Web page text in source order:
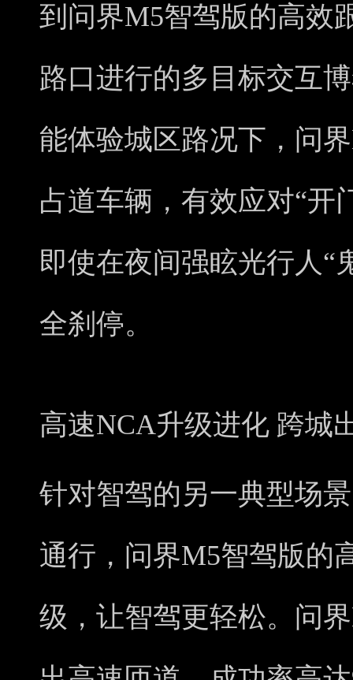
到问界M5智驾版的高效
路口进行的多目标交互
能体验城区路况下，问
占道车辆，有效应对“开
即使在夜间强眩光行人“
全刹停。
高速NCA升级进化 跨城
针对智驾的另一典型场
通行，问界M5智驾版的
级，让智驾更轻松。问